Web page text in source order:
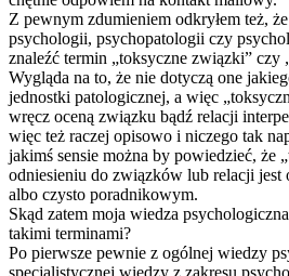
Z pewnym zdumieniem odkryłem też,
psychologii, psychopatologii czy
znaleźć termin „toksyczne związki” czy
Wygląda na to, że nie dotyczą one
jednostki patologicznej, a więc
wręcz oceną związku bądź relacji
więc też raczej opisowo i niczego tak
jakimś sensie można by powiedzieć, że
odniesieniu do związków lub relacji jest
albo czysto poradnikowym.
Skąd zatem moja wiedza
takimi terminami?
Po pierwsze pewnie z ogólnej wiedzy